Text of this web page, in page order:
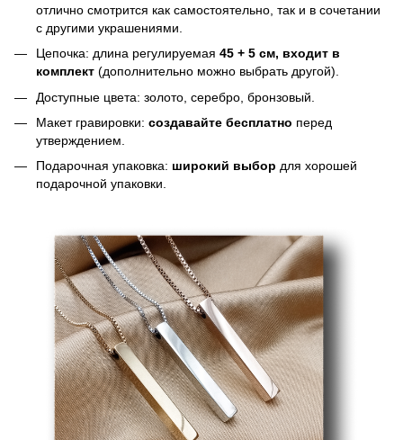
отлично смотрится как самостоятельно, так и в сочетании
с другими украшениями.
Цепочка: длина регулируемая 45 + 5 см, входит в
комплект (дополнительно можно выбрать другой).
Доступные цвета: золото, серебро, бронзовый.
Макет гравировки: создавайте бесплатно перед
утверждением.
Подарочная упаковка: широкий выбор для хорошей
подарочной упаковки.